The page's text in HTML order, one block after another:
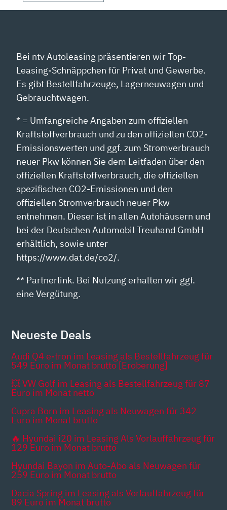
Bei ntv Autoleasing präsentieren wir Top-
Leasing-Schnäppchen für Privat und Gewerbe.
Es gibt Bestellfahrzeuge, Lagerneuwagen und
Gebrauchtwagen.
* = Umfangreiche Angaben zum offiziellen
Kraftstoffverbrauch und zu den offiziellen CO2-
Emissionswerten und ggf. zum Stromverbrauch
neuer Pkw können Sie dem Leitfaden über den
offiziellen Kraftstoffverbrauch, die offiziellen
spezifischen CO2-Emissionen und den
offiziellen Stromverbrauch neuer Pkw
entnehmen. Dieser ist in allen Autohäusern und
bei der Deutschen Automobil Treuhand GmbH
erhältlich, sowie unter
https://www.dat.de/co2/.
** Partnerlink. Bei Nutzung erhalten wir ggf.
eine Vergütung.
Neueste Deals
Audi Q4 e-tron im Leasing als Bestellfahrzeug für
549 Euro im Monat brutto [Eroberung]
💥 VW Golf im Leasing als Bestellfahrzeug für 87
Euro im Monat netto
Cupra Born im Leasing als Neuwagen für 342
Euro im Monat brutto
🔥 Hyundai i20 im Leasing Als Vorlauffahrzeug für
129 Euro im Monat brutto
Hyundai Bayon im Auto-Abo als Neuwagen für
259 Euro im Monat brutto
Dacia Spring im Leasing als Vorlauffahrzeug für
89 Euro im Monat brutto